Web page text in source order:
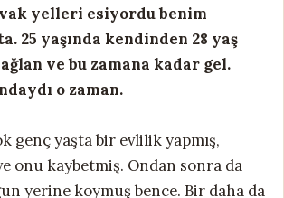
yelleri esiyordu benim
25 yaşında kendinden 28 yaş
ve bu zamana kadar gel.
o zaman.
genç yaşta bir evlilik yapmış,
onu kaybetmiş. Ondan sonra da
yerine koymuş bence. Bir daha da